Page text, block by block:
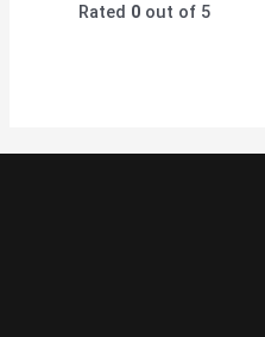
Rated 0 out of 5